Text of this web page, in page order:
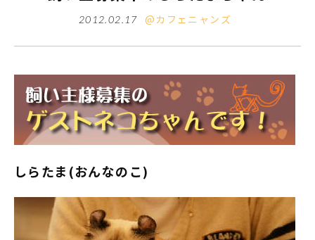
2012.02.17 @カフェニャンズ
しらたま(おんなのこ)